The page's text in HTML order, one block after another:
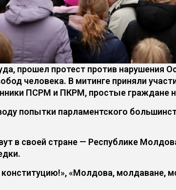
прошел протест против нарушения
человека. В митинге приняли
ПСРМ и ПКРМ, простые граждане
попытки парламентского
в своей стране — Республике
«Молдова, молдаване,